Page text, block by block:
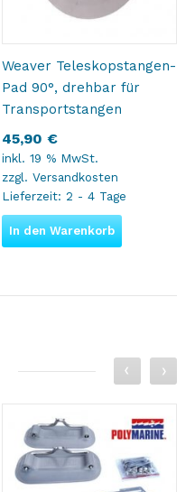
Weaver Teleskopstangen-
Pad 90°, drehbar für
Transportstangen
45,90 €
inkl. 19 % MwSt.
zzgl. Versandkosten
Lieferzeit: 2 - 4 Tage
In den Warenkorb